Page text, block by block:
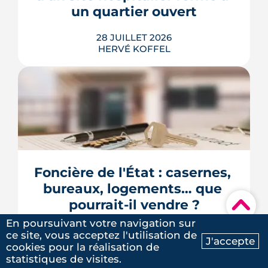
Ma recherche Contactez-nous
▾
très instructives. Merci beaucoup.
LIRE L'ARTICLE
un quartier ouvert
28 JUILLET 2026
HERVÉ KOFFEL
Longtemps clos derrière les murs de
l'hôpital Guillaume-Régnier, le Bois-
Perrin s'ouvre enfin sur la ville. La
redessinera tout un pan du quartier
Jeanne-d'Arc jusqu'en 2030.
LIRE L'ARTICLE
Foncière de l'État : casernes,
bureaux, logements… que
pourrait-il vendre ?
24 JUILLET 2026
HERVÉ KOFFEL
En poursuivant votre navigation sur
ce site, vous acceptez l'utilisation de
cookies pour la réalisation de
statistiques de visites.
J'accepte